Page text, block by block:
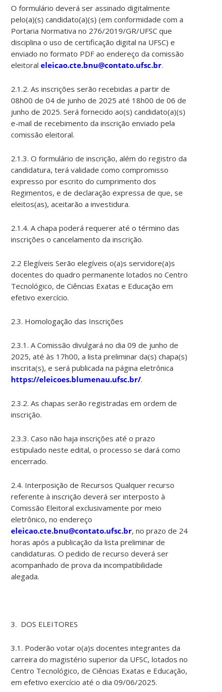
O formulário deverá ser assinado digitalmente
pelo(a)(s) candidato(a)(s) (em conformidade com a
Portaria Normativa no 276/2019/GR/UFSC que
disciplina o uso de certificação digital na UFSC) e
enviado no formato PDF ao endereço da comissão
eleitoraleleicao.cte.bnu@contato.ufsc.br.
2.1.2. As inscrições serão recebidas a partir de
08h00 de 04 de junho de 2025 até 18h00 de 06 de
junho de 2025. Será fornecido ao(s) candidato(a)(s)
e-mail de recebimento da inscrição enviado pela
comissão eleitoral.
2.1.3. O formulário de inscrição, além do registro da
candidatura, terá validade como compromisso
expresso por escrito do cumprimento dos
Regimentos, e de declaração expressa de que, se
eleitos(as), aceitarão a investidura.
2.1.4. A chapa poderá requerer até o término das
inscrições o cancelamento da inscrição.
2.2 Elegíveis Serão elegíveis o(a)s servidore(a)s
docentes do quadro permanente lotados no Centro
Tecnológico, de Ciências Exatas e Educação em
efetivo exercício.
2.3. Homologação das Inscrições
2.3.1. A Comissão divulgará no dia 09 de junho de
2025, até às 17h00, a lista preliminar da(s) chapa(s)
inscrita(s), e será publicada na página eletrônica
https://eleicoes.blumenau.ufsc.br/.
2.3.2. As chapas serão registradas em ordem de
inscrição.
2.3.3. Caso não haja inscrições até o prazo
estipulado neste edital, o processo se dará como
encerrado.
2.4. Interposição de Recursos Qualquer recurso
referente à inscrição deverá ser interposto à
Comissão Eleitoral exclusivamente por meio
eletrônico, no endereço
eleicao.cte.bnu@contato.ufsc.br, no prazo de 24
horas após a publicação da lista preliminar de
candidaturas. O pedido de recurso deverá ser
acompanhado de prova da incompatibilidade
alegada.
3. DOS ELEITORES
3.1. Poderão votar o(a)s docentes integrantes da
carreira do magistério superior da UFSC, lotados no
Centro Tecnológico, de Ciências Exatas e Educação,
em efetivo exercício até o dia 09/06/2025.